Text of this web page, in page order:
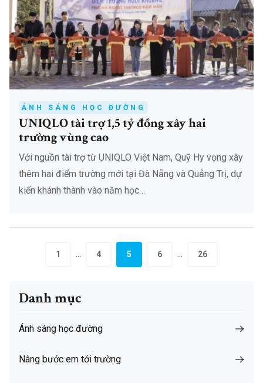
ÁNH SÁNG HỌC ĐƯỜNG
UNIQLO tài trợ 1,5 tỷ đồng xây hai
trường vùng cao
Với nguồn tài trợ từ UNIQLO Việt Nam, Quỹ Hy vọng xây
thêm hai điểm trường mới tại Đà Nẵng và Quảng Trị, dự
kiến khánh thành vào năm học…
1 ... 4 5 6 ... 26
Danh mục
Ánh sáng học đường
Nâng bước em tới trường